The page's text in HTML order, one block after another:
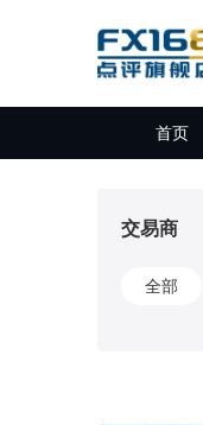
首页
交易商
全部